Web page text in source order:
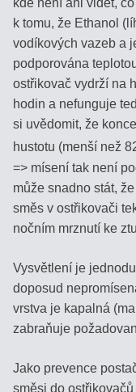
kde není ani vidět,
k tomu, že Ethanol
vodíkových vazeb a
podporována
ostřikovač vydrží na
hodin a nefunguje
si uvědomit, že
hustotu (menší než
=> mísení tak není
může snadno stát,
směs v ostřikovači
nočním mrznutí ke
Vysvětlení je
doposud
vrstva je kapalná
zabraňuje
Jako prevence
směsi do
OVOCE
VÝPOČET
CUKERNATOSTI
ROZTOKU
VÝPOČET
SALINITY
ROZTOKU
OBSAHU
VODY
V
MLÉKU